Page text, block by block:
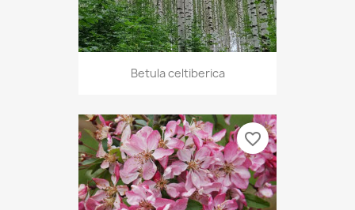
Betula celtiberica
favorite_border